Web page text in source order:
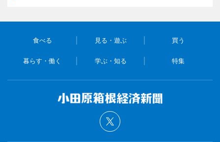
食べる 見る・遊ぶ 買う
暮らす・働く 学ぶ・知る 特集